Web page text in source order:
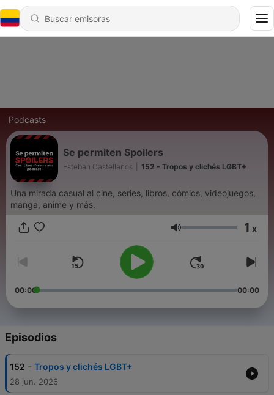
Podcasts
Se permiten Spoilers
Esteban Castellanos 152 - Tropos y clichés LGBT+
Una mirada casual al cine, series, libros, cómics, videojuegos,
manga, anime y más.
Volumen 1 x
00:00 00:00
Episodios
152 - Tropos y clichés LGBT+
28 jun. 2026